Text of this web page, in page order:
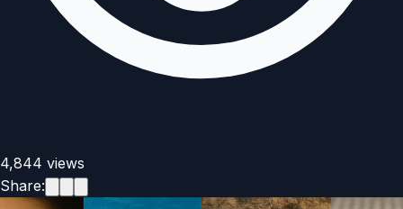
4,844 views
Share: